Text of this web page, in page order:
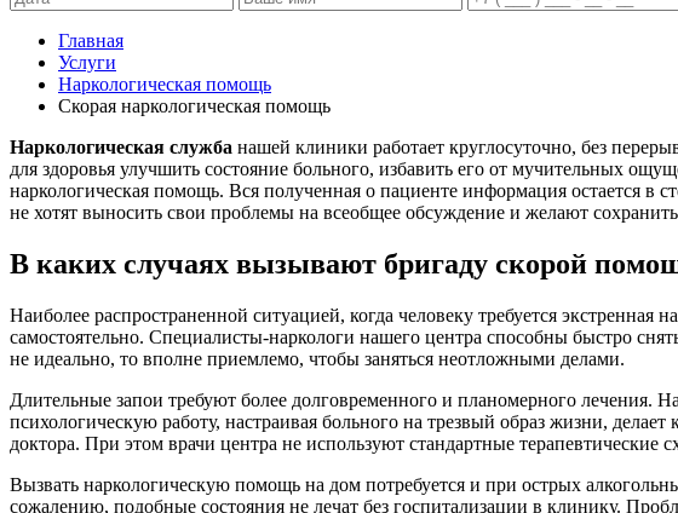
Главная
Услуги
Наркологическая помощь
Скорая наркологическая помощь
Наркологическая служба нашей клиники работает круглосуточно, без
для здоровья улучшить состояние больного, избавить его от мучительных
наркологическая помощь. Вся полученная о пациенте информация остается в
не хотят выносить свои проблемы на всеобщее обсуждение и желают
В каких случаях вызывают бригаду скорой
Наиболее распространенной ситуацией, когда человеку требуется
самостоятельно. Специалисты-наркологи нашего центра способны быстро
не идеально, то вполне приемлемо, чтобы заняться неотложными делами.
Длительные запои требуют более долговременного и планомерного лечения.
психологическую работу, настраивая больного на трезвый образ жизни,
доктора. При этом врачи центра не используют стандартные
Вызвать наркологическую помощь на дом потребуется и при острых
сожалению, подобные состояния не лечат без госпитализации в клинику.